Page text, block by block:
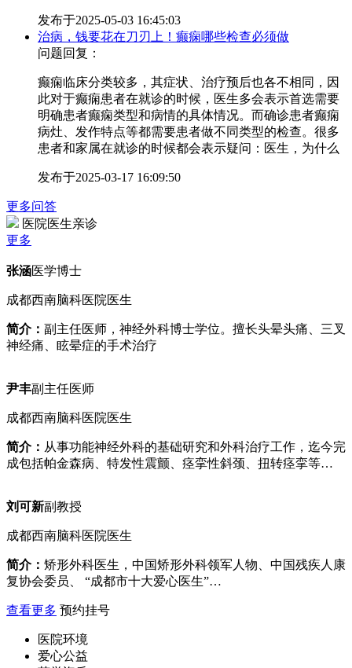
发布于2025-05-03 16:45:03
治病，钱要花在刀刃上！癫痫哪些检查必须做
问题回复：
癫痫临床分类较多，其症状、治疗预后也各不相同，因
此对于癫痫患者在就诊的时候，医生多会表示首选需要
明确患者癫痫类型和病情的具体情况。而确诊患者癫痫
病灶、发作特点等都需要患者做不同类型的检查。很多
患者和家属在就诊的时候都会表示疑问：医生，为什么
发布于2025-03-17 16:09:50
更多问答
医院医生亲诊
更多
张涵医学博士
成都西南脑科医院医生
简介： 副主任医师，神经外科博士学位。擅长头晕头痛、三叉
神经痛、眩晕症的手术治疗
尹丰副主任医师
成都西南脑科医院医生
简介： 从事功能神经外科的基础研究和外科治疗工作，迄今完
成包括帕金森病、特发性震颤、痉挛性斜颈、扭转痉挛等…
刘可新副教授
成都西南脑科医院医生
简介： 矫形外科医生，中国矫形外科领军人物、中国残疾人康
复协会委员、 “成都市十大爱心医生”…
查看更多 预约挂号
医院环境
爱心公益